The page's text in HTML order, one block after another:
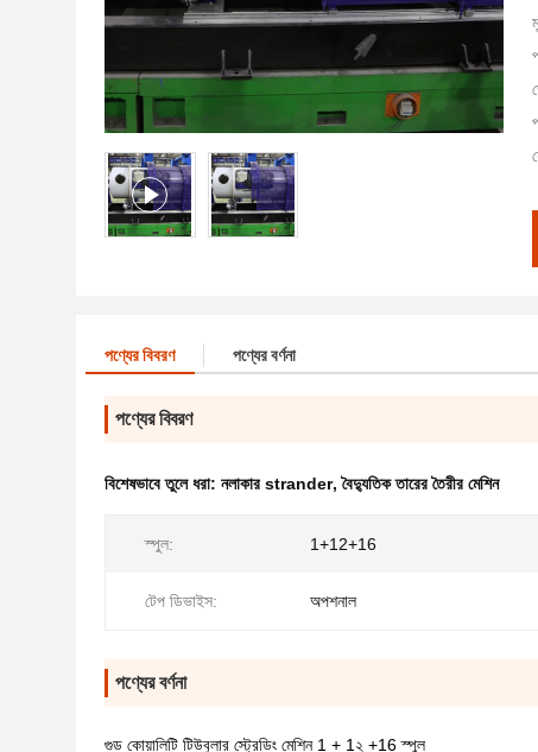
পণ্যের বিবরণ পণ্যের বর্ণনা
পণ্যের বিবরণ
বিশেষভাবে তুলে ধরা: নলাকার strander,বৈদ্যুতিক তারের তৈরীর মেশিন
স্পুল: 1+12+16
টেপ ডিভাইস: অপশনাল
পণ্যের বর্ণনা
গুড কোয়ালিটি টিউবুলার স্ট্রেডিং মেশিন 1 + 1২ +16 স্পুল